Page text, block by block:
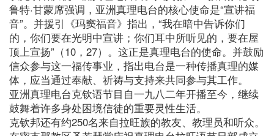
鲁特·甘蒙席强调，亚洲真理电台的核心使命是“宣讲福
音”。并援引《玛窦福音》指出，“我在暗中告诉你们
的，你们要在光明中宣讲；你们耳中所听见的，要在屋
顶上宣扬”（10，27）。这正是真理电台的使命。并鼓励
信众参与这一福传事业，指出电台是一种传播真理的媒
体，应当通过奉献、祈祷与支持来共同参与其工作。
亚洲真理电台克钦语节目自一九八二年开播至今，继续
鼓舞着许多身处困境信徒的重要灵性生活。
克钦邦还有约250名来自拉旺族的教友、教理员和听众。